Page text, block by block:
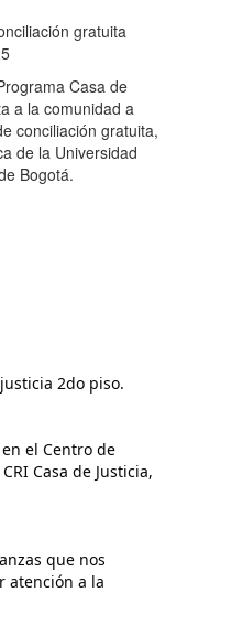
gratuita
Casa de
a la comunidad a
conciliación gratuita,
de la Universidad
Bogotá.
2do piso.
el Centro de
Casa de Justicia,
que nos
atención a la